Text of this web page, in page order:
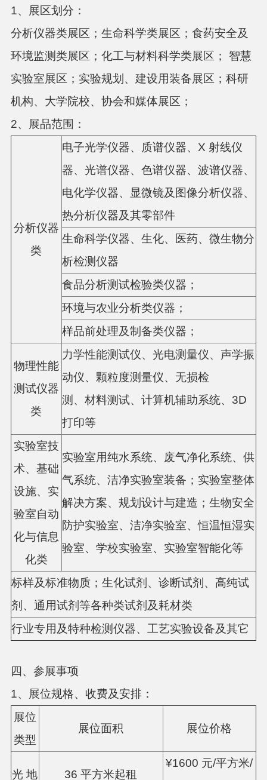
1、展区划分：
分析仪器类展区；生命科学类展区；食药安全及
环境监测类展区；化工与材料科学类展区； 智慧
实验室展区；实验规划、建设用装备展区；科研
机构、大学院校、协会和媒体展区；
2、 展品范围：
分析仪器
类
电子光学仪器、质谱仪器、X 射线仪
器、光谱仪器、色谱仪器、波谱仪器、
电化学仪器、显微镜及图像分析仪器、
热分析仪器及其零部件
生命科学仪器、生化、医药、微生物分
析检测仪器
食品分析测试检验类仪器；
环境与农业分析类仪器；
样品前处理及制备类仪器；
物理性能
测试仪器
类
力学性能测试仪、光电测量仪、声学振
动仪、颗粒度测量仪、无损检
测、材料测试、计算机辅助系统、3D
打印等
实验室技
术、基础
设施、实
验室自动
化与信息
化类
实验室用纯水系统、废气净化系统、供
气系统、洁净实验室装备；实验室整体
解决方案、规划设计与建造；生物安全
防护实验室、洁净实验室、恒温恒湿实
验室、学校实验室、实验室智能化等
标样及标准物质；生化试剂、诊断试剂、高纯试
剂、通用试剂等各种类试剂及耗材类
行业专用及特种检测仪器、工艺实验设备及其它
四、参展事项
1、展位规格、收费及安排：
展位
类型
展位面积 展位价格
光 地 36 平方米起租
¥1600 元/平方米/